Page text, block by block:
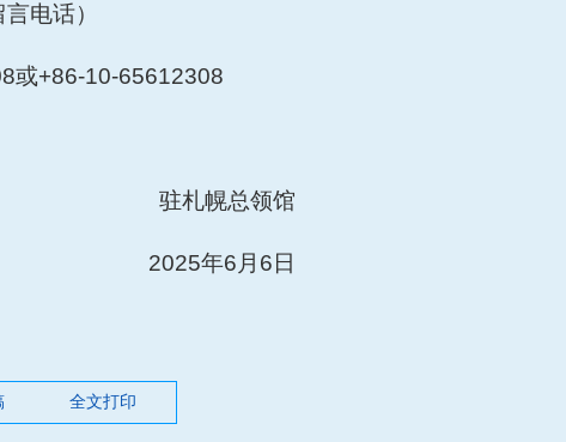
电话）
或+86-10-65612308
驻札幌总领馆
2025年6月6日
全文打印